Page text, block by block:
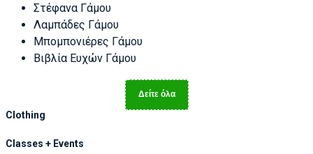
Στέφανα Γάμου
Λαμπάδες Γάμου
Μπομπονιέρες Γάμου
Βιβλία Ευχών Γάμου
Δείτε όλα
Clothing
Classes + Events